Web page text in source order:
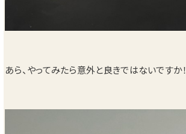
あら、やってみたら意外と良きではないですか！